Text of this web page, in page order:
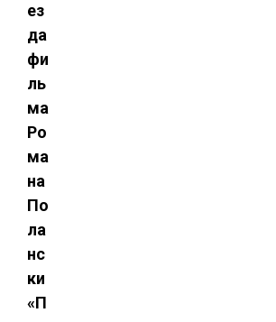
ез
да
фи
ль
ма
Ро
ма
на
По
ла
нс
ки
«П